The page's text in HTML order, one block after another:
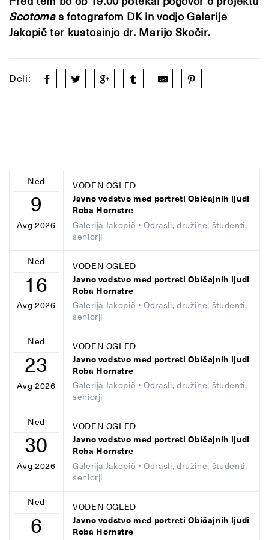
Scotomas fotografom DK in vodjo Galerije
Jakopič ter kustosinjo dr. Marijo Skočir.
Deli:
Ned
9
Avg 2026
VODEN OGLED
Javno vodstvo med portreti Običajnih ljudi
Roba Hornstre
Galerija Jakopič • Odrasli, družine, študenti,
seniorji
Ned
16
Avg 2026
VODEN OGLED
Javno vodstvo med portreti Običajnih ljudi
Roba Hornstre
Galerija Jakopič • Odrasli, družine, študenti,
seniorji
Ned
23
Avg 2026
VODEN OGLED
Javno vodstvo med portreti Običajnih ljudi
Roba Hornstre
Galerija Jakopič • Odrasli, družine, študenti,
seniorji
Ned
30
Avg 2026
VODEN OGLED
Javno vodstvo med portreti Običajnih ljudi
Roba Hornstre
Galerija Jakopič • Odrasli, družine, študenti,
seniorji
Ned
6
VODEN OGLED
Javno vodstvo med portreti Običajnih ljudi
Roba Hornstre